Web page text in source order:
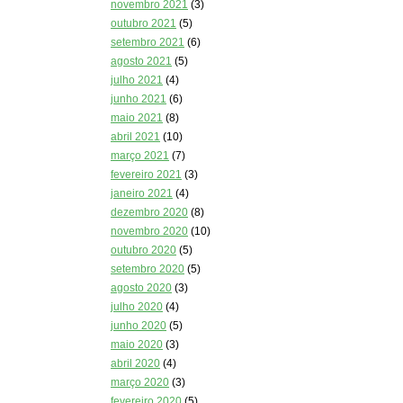
novembro 2021 (3)
outubro 2021 (5)
setembro 2021 (6)
agosto 2021 (5)
julho 2021 (4)
junho 2021 (6)
maio 2021 (8)
abril 2021 (10)
março 2021 (7)
fevereiro 2021 (3)
janeiro 2021 (4)
dezembro 2020 (8)
novembro 2020 (10)
outubro 2020 (5)
setembro 2020 (5)
agosto 2020 (3)
julho 2020 (4)
junho 2020 (5)
maio 2020 (3)
abril 2020 (4)
março 2020 (3)